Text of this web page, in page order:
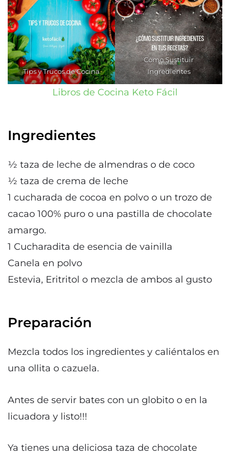
Tips y Trucos de Cocina
Cómo Sustituir
Ingredientes
Libros de Cocina Keto Fácil
Ingredientes
½ taza de leche de almendras o de coco
½ taza de crema de leche
1 cucharada de cocoa en polvo o un trozo de
cacao 100% puro o una pastilla de chocolate
amargo.
1 Cucharadita de esencia de vainilla
Canela en polvo
Estevia, Eritritol o mezcla de ambos al gusto
Preparación
Mezcla todos los ingredientes y caliéntalos en
una ollita o cazuela.
Antes de servir bates con un globito o en la
licuadora y listo!!!
Ya tienes una deliciosa taza de chocolate